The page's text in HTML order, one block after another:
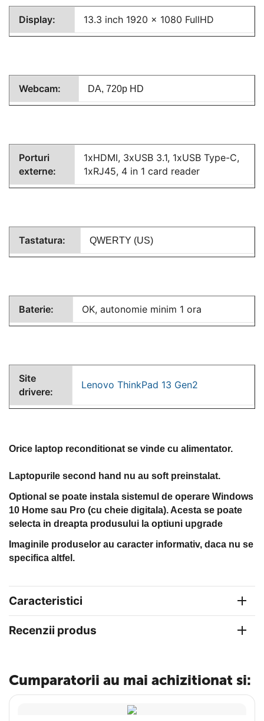
Display: 13.3 inch 1920 x 1080 FullHD
Webcam: DA, 720p HD
Porturi
externe:
1xHDMI, 3xUSB 3.1, 1xUSB Type-C,
1xRJ45, 4 in 1 card reader
Tastatura: QWERTY (US)
Baterie: OK, autonomie minim 1 ora
Site
drivere:
Lenovo ThinkPad 13 Gen2
Orice laptop reconditionat se vinde cu alimentator.
Laptopurile second hand nu au soft preinstalat.
Optional se poate instala sistemul de operare Windows
10 Home sau Pro (cu cheie digitala). Acesta se poate
selecta in dreapta produsului la optiuni upgrade
Imaginile produselor au caracter informativ, daca nu se
specifica altfel.
Caracteristici
Recenzii produs
Cumparatorii au mai achizitionat si: